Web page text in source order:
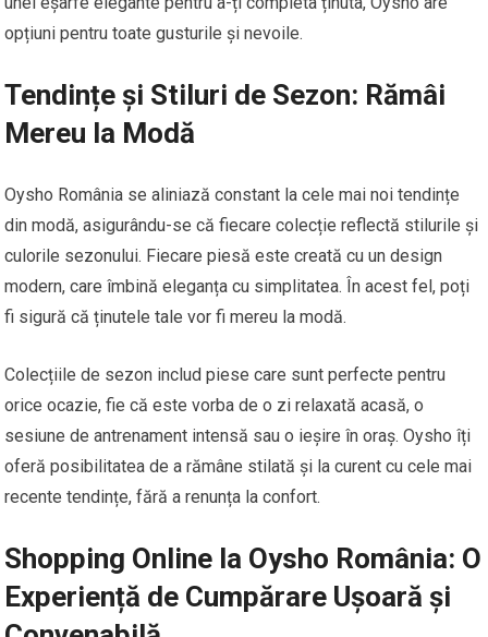
opțiuni pentru toate gusturile și nevoile.
Tendințe și Stiluri de Sezon: Rămâi
Mereu la Modă
Oysho România se aliniază constant la cele mai noi tendințe
din modă, asigurându-se că fiecare colecție reflectă stilurile și
culorile sezonului. Fiecare piesă este creată cu un design
modern, care îmbină eleganța cu simplitatea. În acest fel, poți
fi sigură că ținutele tale vor fi mereu la modă.
Colecțiile de sezon includ piese care sunt perfecte pentru
orice ocazie, fie că este vorba de o zi relaxată acasă, o
sesiune de antrenament intensă sau o ieșire în oraș. Oysho îți
oferă posibilitatea de a rămâne stilată și la curent cu cele mai
recente tendințe, fără a renunța la confort.
Shopping Online la Oysho România: O
Experiență de Cumpărare Ușoară și